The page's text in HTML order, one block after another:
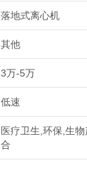
落地式离心机
其他
3万-5万
低速
医疗卫生,环保,生
合